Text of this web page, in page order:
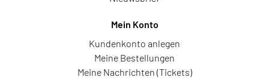
Mein Konto
Kundenkonto anlegen
Meine Bestellungen
Meine Nachrichten (Tickets)